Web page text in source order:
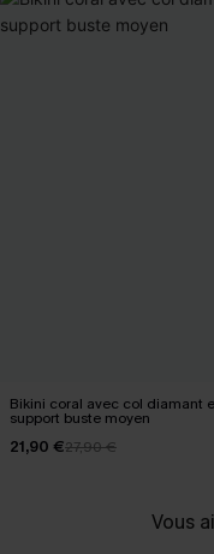
Bikini coral avec col diamant
support buste moyen
21,90 €27,90 €
Vous